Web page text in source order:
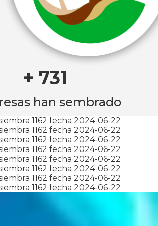
+ 731
han sembrado